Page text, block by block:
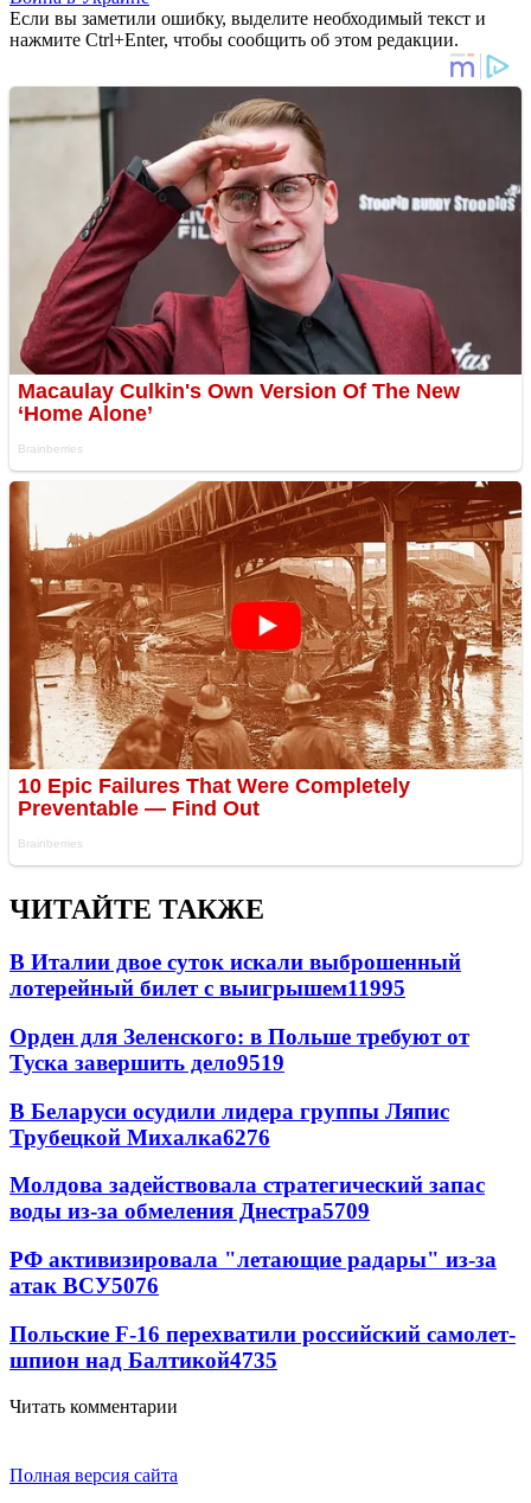
Если вы заметили ошибку, выделите необходимый текст и
нажмите Ctrl+Enter, чтобы сообщить об этом редакции.
ЧИТАЙТЕ ТАКЖЕ
В Италии двое суток искали выброшенный
лотерейный билет с выигрышем11995
Орден для Зеленского: в Польше требуют от
Туска завершить дело9519
В Беларуси осудили лидера группы Ляпис
Трубецкой Михалка6276
Молдова задействовала стратегический запас
воды из-за обмеления Днестра5709
РФ активизировала "летающие радары" из-за
атак ВСУ5076
Польские F-16 перехватили российский самолет-
шпион над Балтикой4735
Читать комментарии
Полная версия сайта